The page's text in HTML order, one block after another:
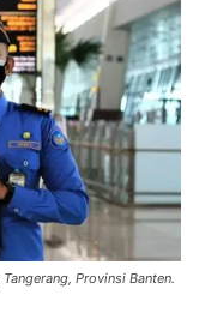
Provinsi Banten.